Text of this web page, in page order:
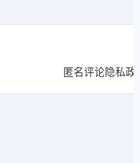
匿名评论隐私政